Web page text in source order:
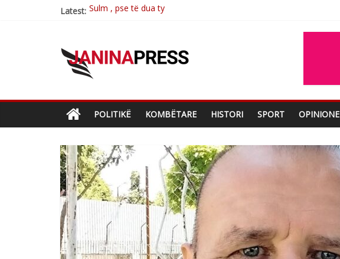
Latest: Postim me vlera nga artistja e mirëfilltë Mimoza Gjoni
Brahim Çekaj njē veprimtar i respektuar i çeshtjës kombëtare
POLITIKË KOMBËTARE HISTORI SPORT OPINIONE